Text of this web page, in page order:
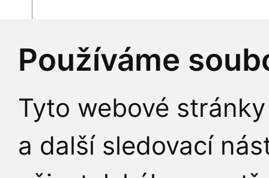
Používáme
Tyto webové
a další sledovací
Filosofie v kontextu
humanitních věd
Sociální a kulturní
ekologie